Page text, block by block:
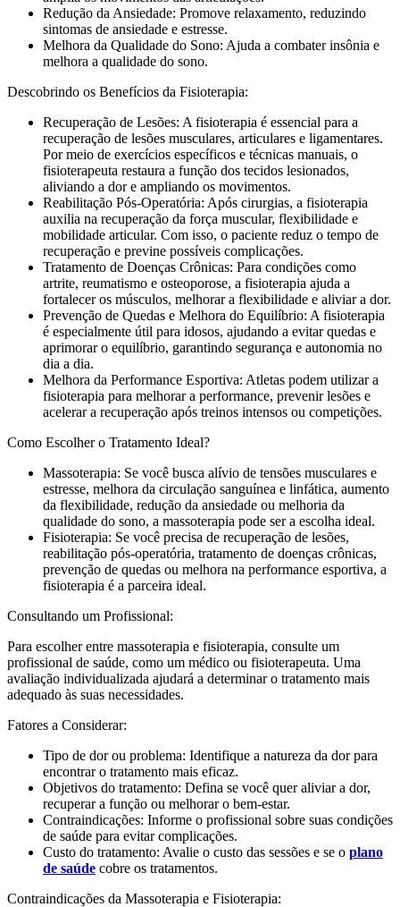
Redução da Ansiedade: Promove relaxamento, reduzindo
sintomas de ansiedade e estresse.
Melhora da Qualidade do Sono: Ajuda a combater insônia e
melhora a qualidade do sono.
Descobrindo os Benefícios da Fisioterapia:
Recuperação de Lesões: A fisioterapia é essencial para a
recuperação de lesões musculares, articulares e ligamentares.
Por meio de exercícios específicos e técnicas manuais, o
fisioterapeuta restaura a função dos tecidos lesionados,
aliviando a dor e ampliando os movimentos.
Reabilitação Pós-Operatória: Após cirurgias, a fisioterapia
auxilia na recuperação da força muscular, flexibilidade e
mobilidade articular. Com isso, o paciente reduz o tempo de
recuperação e previne possíveis complicações.
Tratamento de Doenças Crônicas: Para condições como
artrite, reumatismo e osteoporose, a fisioterapia ajuda a
fortalecer os músculos, melhorar a flexibilidade e aliviar a dor.
Prevenção de Quedas e Melhora do Equilíbrio: A fisioterapia
é especialmente útil para idosos, ajudando a evitar quedas e
aprimorar o equilíbrio, garantindo segurança e autonomia no
dia a dia.
Melhora da Performance Esportiva: Atletas podem utilizar a
fisioterapia para melhorar a performance, prevenir lesões e
acelerar a recuperação após treinos intensos ou competições.
Como Escolher o Tratamento Ideal?
Massoterapia: Se você busca alívio de tensões musculares e
estresse, melhora da circulação sanguínea e linfática, aumento
da flexibilidade, redução da ansiedade ou melhoria da
qualidade do sono, a massoterapia pode ser a escolha ideal.
Fisioterapia: Se você precisa de recuperação de lesões,
reabilitação pós-operatória, tratamento de doenças crônicas,
prevenção de quedas ou melhora na performance esportiva, a
fisioterapia é a parceira ideal.
Consultando um Profissional:
Para escolher entre massoterapia e fisioterapia, consulte um
profissional de saúde, como um médico ou fisioterapeuta. Uma
avaliação individualizada ajudará a determinar o tratamento mais
adequado às suas necessidades.
Fatores a Considerar:
Tipo de dor ou problema: Identifique a natureza da dor para
encontrar o tratamento mais eficaz.
Objetivos do tratamento: Defina se você quer aliviar a dor,
recuperar a função ou melhorar o bem-estar.
Contraindicações: Informe o profissional sobre suas condições
de saúde para evitar complicações.
Custo do tratamento: Avalie o custo das sessões e se o plano
de saúde cobre os tratamentos.
Contraindicações da Massoterapia e Fisioterapia: